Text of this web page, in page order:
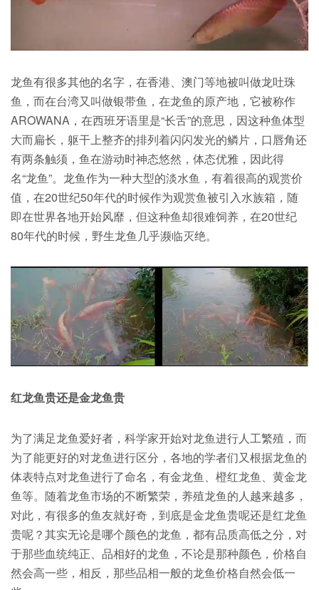
龙鱼有很多其他的名字，在香港、澳门等地被叫做龙吐珠
鱼，而在台湾又叫做银带鱼，在龙鱼的原产地，它被称作
AROWANA，在西班牙语里是“长舌”的意思，因这种鱼体型
大而扁长，躯干上整齐的排列着闪闪发光的鳞片，口唇角还
有两条触须，鱼在游动时神态悠然，体态优雅，因此得
名“龙鱼”。龙鱼作为一种大型的淡水鱼，有着很高的观赏价
值，在20世纪50年代的时候作为观赏鱼被引入水族箱，随
即在世界各地开始风靡，但这种鱼却很难饲养，在20世纪
80年代的时候，野生龙鱼几乎濒临灭绝。
红龙鱼贵还是金龙鱼贵
为了满足龙鱼爱好者，科学家开始对龙鱼进行人工繁殖，而
为了能更好的对龙鱼进行区分，各地的学者们又根据龙鱼的
体表特点对龙鱼进行了命名，有金龙鱼、橙红龙鱼、黄金龙
鱼等。随着龙鱼市场的不断繁荣，养殖龙鱼的人越来越多，
对此，有很多的鱼友就好奇，到底是金龙鱼贵呢还是红龙鱼
贵呢？其实无论是哪个颜色的龙鱼，都有品质高低之分，对
于那些血统纯正、品相好的龙鱼，不论是那种颜色，价格自
然会高一些，相反，那些品相一般的龙鱼价格自然会低一